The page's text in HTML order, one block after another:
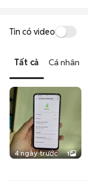
Tin có video
Tất cả Cá nhân
4 ngày trước 1